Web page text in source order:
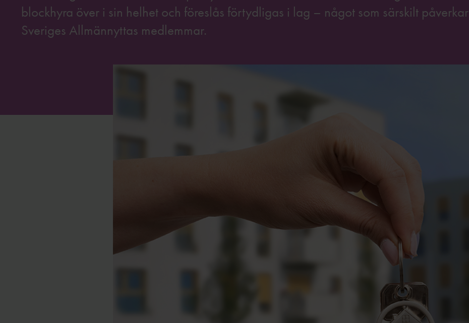
blockhyra över i sin helhet och föreslås förtydligas i lag – något som särskilt påverkar
Sveriges Allmännyttas medlemmar.